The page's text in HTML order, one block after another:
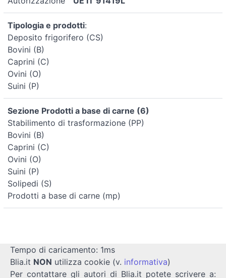
Tipologia e prodotti:
Deposito frigorifero (CS)
Bovini (B)
Caprini (C)
Ovini (O)
Suini (P)
Sezione Prodotti a base di carne (6)
Stabilimento di trasformazione (PP)
Bovini (B)
Caprini (C)
Ovini (O)
Suini (P)
Solipedi (S)
Prodotti a base di carne (mp)
Tempo di caricamento: 1ms
Blia.it NON utilizza cookie (v. informativa)
Per contattare gli autori di Blia.it potete scrivere a: